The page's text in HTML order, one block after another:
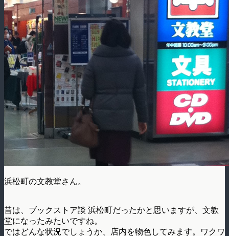
浜松町の文教堂さん。
昔は、ブックストア談 浜松町だったかと思いますが、文教
堂になったみたいですね。
ではどんな状況でしょうか、店内を物色してみます。ワクワ